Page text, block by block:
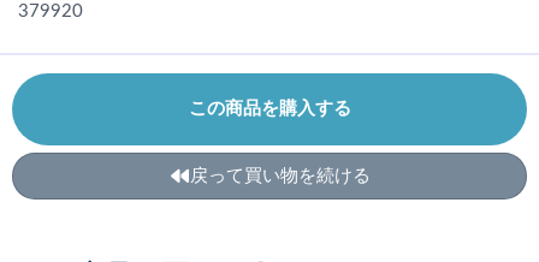
379920
この商品を購入する
戻って買い物を続ける